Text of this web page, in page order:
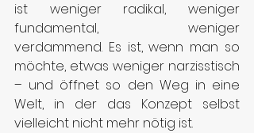
ist weniger radikal, weniger
fundamental, weniger
verdammend. Es ist, wenn man so
möchte, etwas weniger narzisstisch
– und öffnet so den Weg in eine
Welt, in der das Konzept selbst
vielleicht nicht mehr nötig ist.